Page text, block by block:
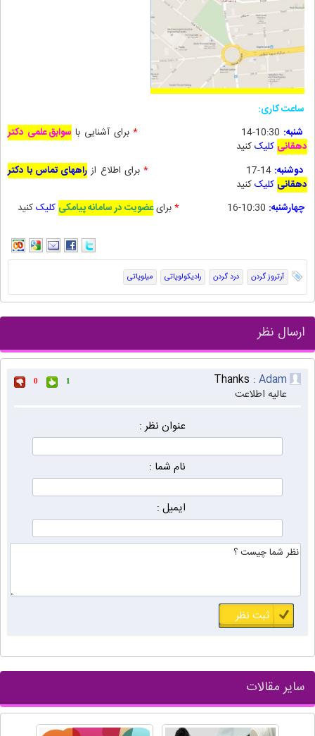
ساعت کاری:
شنبه:
*برای آشنایی با سوابق علمی دکتر
دهقانی کلیککنید
دوشنبه: 14-17
* برای اطلاع از راههای تماس با دکتر
دهقانی کلیککنید
چهارشنبه:
*برایعضویت در سامانه پیامکی کلیککنید
آرتروز گردن درد گردن رادیکولوپاتی میلوپاتی
ارسال نظر
Adam :
Thanks
1
0
عالیه اطلاعت
عنوان نظر :
نام شما :
ایمیل :
سایر مقالات